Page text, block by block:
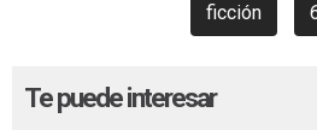
ficción
Te puede interesar